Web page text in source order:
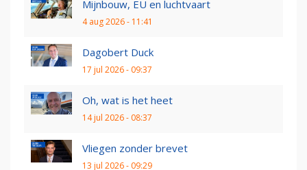
Mijnbouw, EU en luchtvaart
4 aug 2026 - 11:41
Dagobert Duck
17 jul 2026 - 09:37
Oh, wat is het heet
14 jul 2026 - 08:37
Vliegen zonder brevet
13 jul 2026 - 09:29